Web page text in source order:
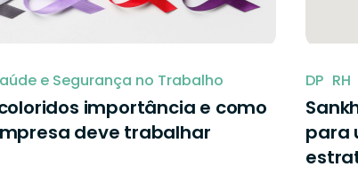
e Segurança no Trabalho
importância e como
deve trabalhar
DP RH
para